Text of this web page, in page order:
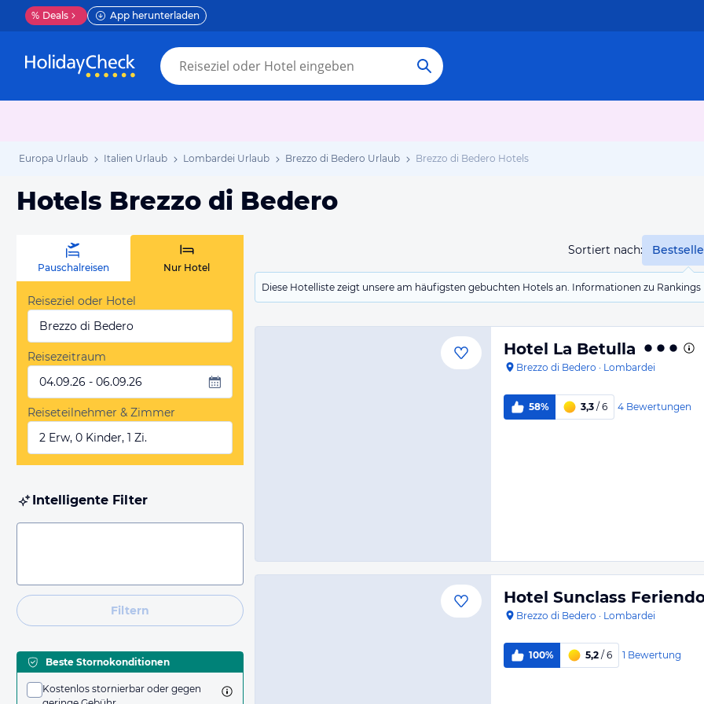
% Deals App herunterladen
Europa Urlaub Italien Urlaub Lombardei Urlaub Brezzo di Bedero Urlaub Brezzo di Bedero Hotels
Hotels Brezzo di Bedero
Sortiert nach:
Diese Hotelliste zeigt unsere am häufigsten gebuchten Hotels an. Informationen zu
Pauschalreisen Nur Hotel
Reiseziel oder Hotel
Brezzo di Bedero
Reisezeitraum
04.09.26 - 06.09.26
Reiseteilnehmer & Zimmer
2 Erw, 0 Kinder, 1 Zi.
Intelligente Filter
Filtern
Beste Stornokonditionen
Kostenlos stornierbar oder gegen
Hotel La Betulla
Brezzo di Bedero · Lombardei
58% 3,3 / 6 4 Bewertungen
Hotel Sunclass
Brezzo di Bedero · Lombardei
100% 5,2 / 6 1 Bewertung